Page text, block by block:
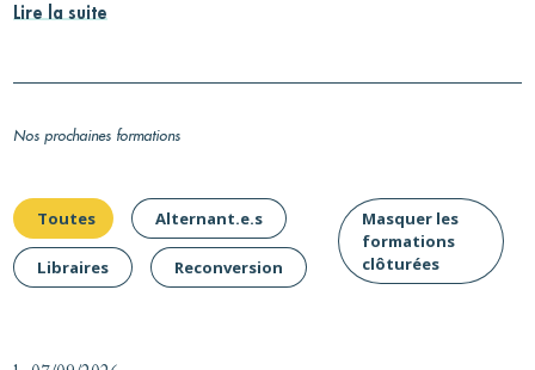
Lire la suite
Nos prochaines formations
Toutes Alternant.e.s
Libraires Reconversion
Masquer les
formations
clôturées